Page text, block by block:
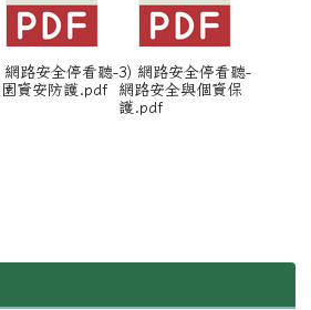
網路安全停看聽-
資安防護.pdf
3) 網路安全停看聽-
網路安全與個資保
護.pdf